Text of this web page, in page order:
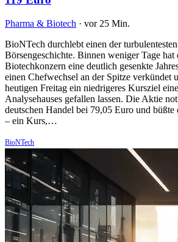
Pharma & Biotech · vor 25 Min.
BioNTech durchlebt einen der
Börsengeschichte. Binnen weniger Tage hat
Biotechkonzern eine deutlich gesenkte
einen Chefwechsel an der Spitze verkündet
heutigen Freitag ein niedrigeres Kursziel
Analysehauses gefallen lassen. Die Aktie
deutschen Handel bei 79,05 Euro und büßte
– ein Kurs,…
BioNTech